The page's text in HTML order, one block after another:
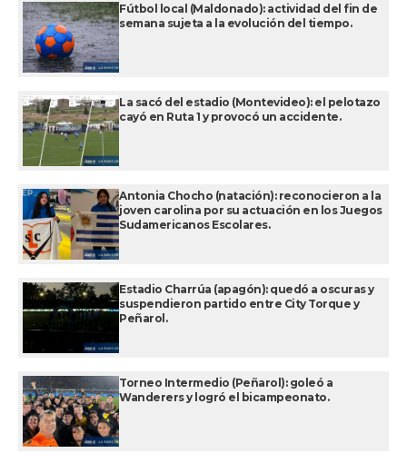
Fútbol local (Maldonado): actividad del fin de
semana sujeta a la evolución del tiempo.
La sacó del estadio (Montevideo): el pelotazo
cayó en Ruta 1 y provocó un accidente.
Antonia Chocho (natación): reconocieron a la
joven carolina por su actuación en los Juegos
Sudamericanos Escolares.
Estadio Charrúa (apagón): quedó a oscuras y
suspendieron partido entre City Torque y
Peñarol.
Torneo Intermedio (Peñarol): goleó a
Wanderers y logró el bicampeonato.